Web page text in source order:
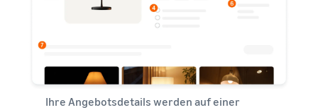
Ihre Angebotsdetails werden auf einer